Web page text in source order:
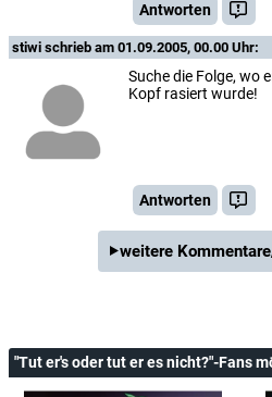
Antworten
stiwi schrieb am 01.09.2005, 00.00 Uhr:
Suche die Folge, wo
Kopf rasiert wurde!
Antworten
weitere
"Tut er's oder tut er es nicht?"-Fans